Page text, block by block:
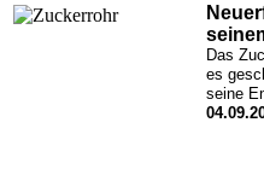
Das
es
seine